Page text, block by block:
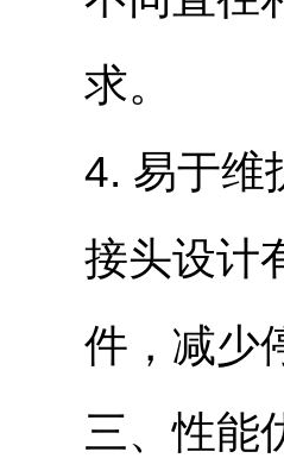
求。
4. 易于维
接头设计
件，减少
三、性能